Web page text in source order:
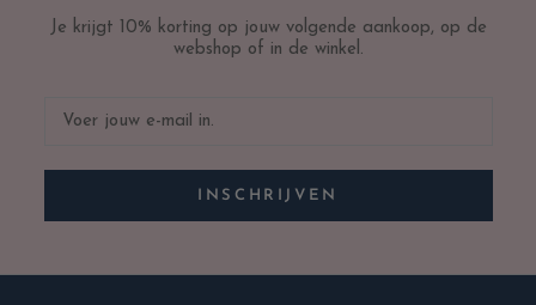
Je krijgt 10% korting op jouw volgende aankoop, op de
webshop of in de winkel.
INSCHRIJVEN